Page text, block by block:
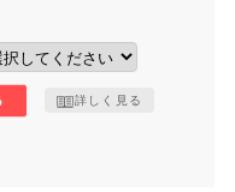
詳しく見る